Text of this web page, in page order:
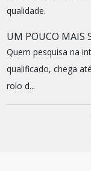
qualidade.
UM POUCO MAIS
Quem pesquisa na
qualificado, chega
rolo d...